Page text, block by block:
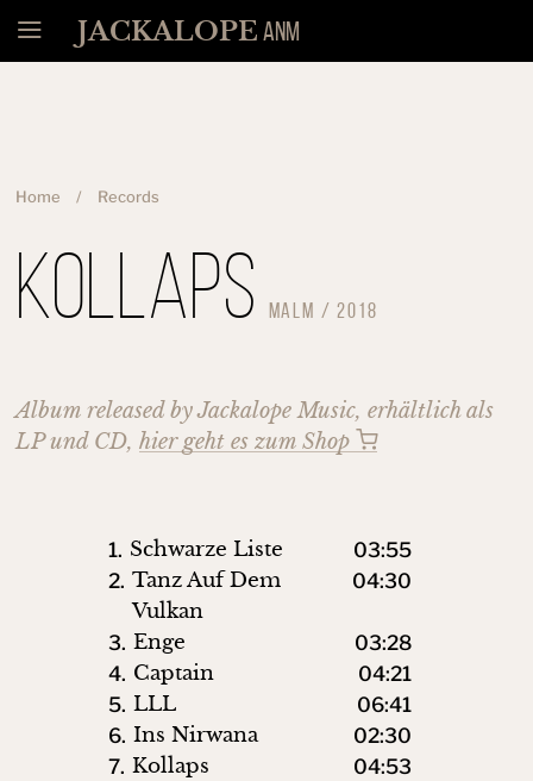
MenüJACKALOPEANM
Home Records
Kollaps Malm /2018
Album released by Jackalope Music, erhältlich als
LP und CD, hier geht es zum Shop
1. Schwarze Liste
03:55
2. Tanz Auf Dem
Vulkan
04:30
3. Enge
03:28
4. Captain
04:21
5. LLL
06:41
6. Ins Nirwana
02:30
7. Kollaps
04:53